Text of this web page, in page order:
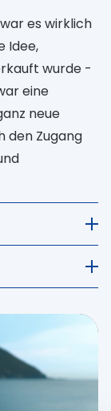
es wirklich
Idee,
wurde -
eine
neue
den Zugang